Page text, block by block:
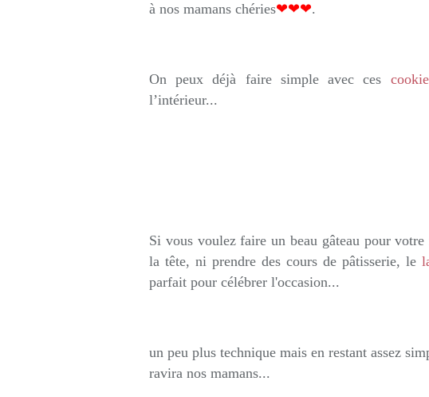
à nos mamans chéries❤❤❤.
On peux déjà faire simple avec ces
l’intérieur...
Si vous voulez faire un beau gâteau pour
la tête, ni prendre des cours de pâtisserie, le
parfait pour célébrer l'occasion...
un peu plus technique mais en restant assez
ravira nos mamans...